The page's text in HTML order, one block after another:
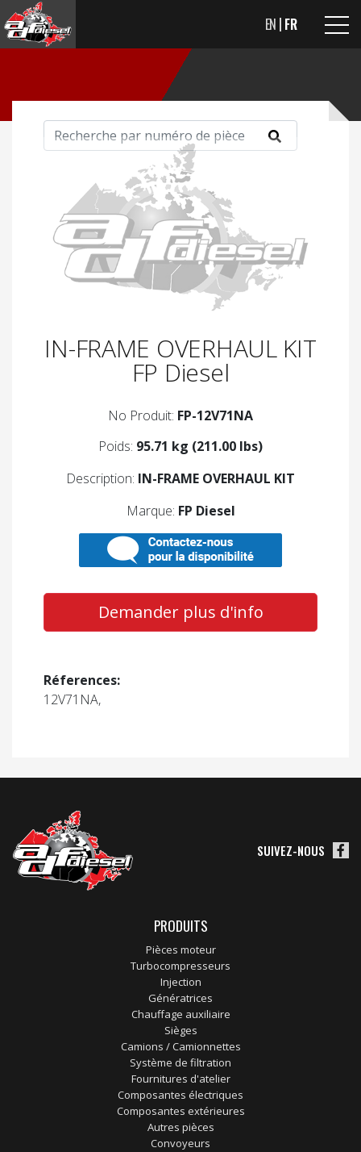
EN FR
IN-FRAME OVERHAUL KIT
FP Diesel
No Produit: FP-12V71NA
Poids: 95.71 kg (211.00 lbs)
Description: IN-FRAME OVERHAUL KIT
Marque: FP Diesel
Demander plus d'info
Réferences:
12V71NA,
SUIVEZ-NOUS
PRODUITS
Pièces moteur
Turbocompresseurs
Injection
Génératrices
Chauffage auxiliaire
Sièges
Camions / Camionnettes
Système de filtration
Fournitures d'atelier
Composantes électriques
Composantes extérieures
Autres pièces
Convoyeurs